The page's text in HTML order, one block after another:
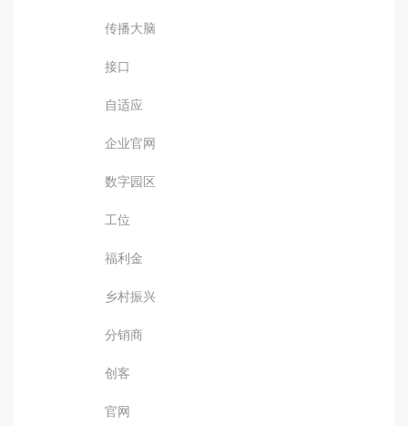
传播大脑
接口
自适应
企业官网
数字园区
工位
福利金
乡村振兴
分销商
创客
官网